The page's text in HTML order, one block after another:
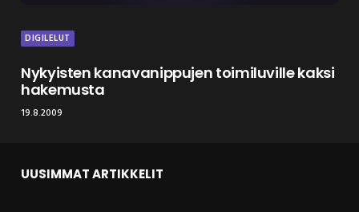
DIGILELUT
Nykyisten kanavanippujen toimiluville kaksi
hakemusta
19.8.2009
UUSIMMAT ARTIKKELIT